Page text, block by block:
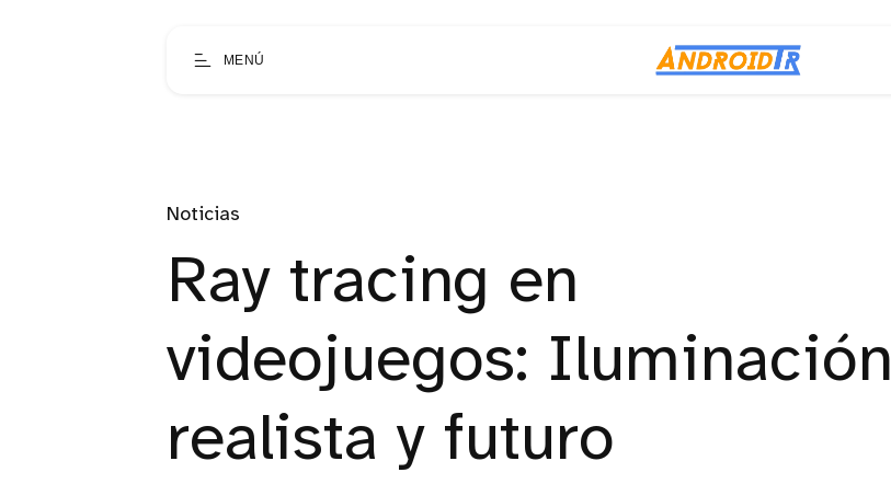
MENÚ
Noticias
Ray tracing en
videojuegos: Iluminación
realista y futuro